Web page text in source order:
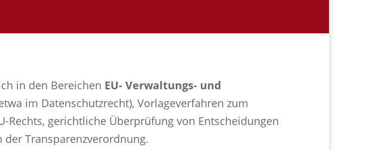
in den Bereichen EU- Verwaltungs- und
im Datenschutzrecht), Vorlageverfahren zum
gerichtliche Überprüfung von Entscheidungen
der Transparenzverordnung.